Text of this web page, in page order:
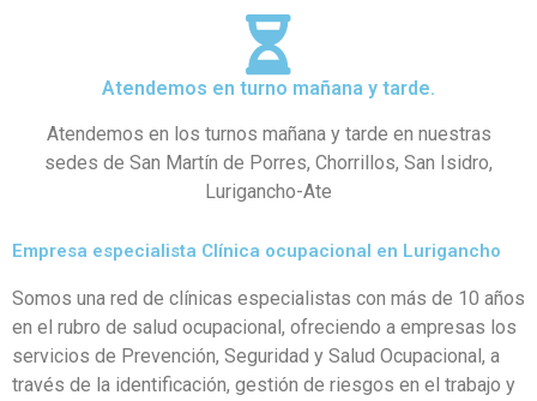
Atendemos en turno mañana y tarde.
Atendemos en los turnos mañana y tarde en nuestras
sedes de San Martín de Porres, Chorrillos, San Isidro,
Lurigancho-Ate
Empresa especialista Clínica ocupacional en Lurigancho
Somos una red de clínicas especialistas con más de 10 años
en el rubro de salud ocupacional, ofreciendo a empresas los
servicios de Prevención, Seguridad y Salud Ocupacional, a
través de la identificación, gestión de riesgos en el trabajo y